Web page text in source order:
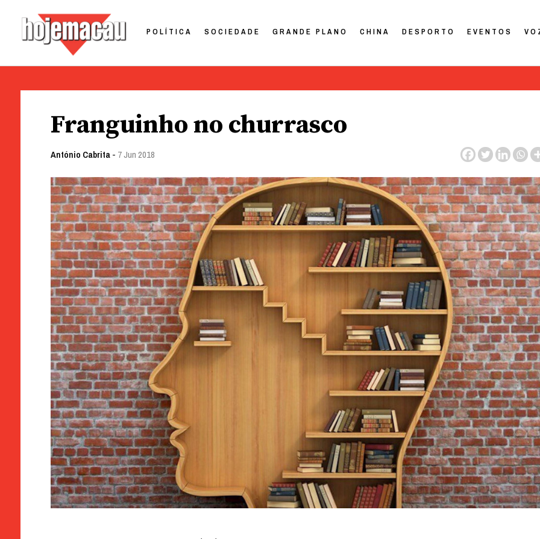
POLÍTICA SOCIEDADE GRANDE PLANO CHINA DESPORTO EVENTOS
Franguinho no churrasco
António Cabrita- 7 Jun 2018